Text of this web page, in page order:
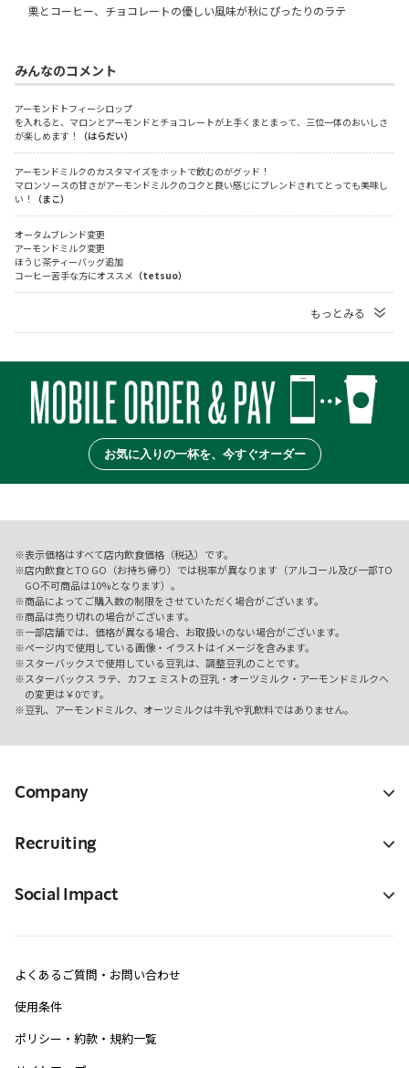
栗とコーヒー、チョコレートの優しい風味が秋にぴったりのラテ
みんなのコメント
アーモンドトフィーシロップ
を入れると、マロンとアーモンドとチョコレートが上手くまとまって、三位一体のおいしさ
が楽しめます！
（はらだい）
アーモンドミルクのカスタマイズをホットで飲むのがグッド！
マロンソースの甘さがアーモンドミルクのコクと良い感じにブレンドされてとっても美味し
い！
（まこ）
オータムブレンド変更
アーモンドミルク変更
ほうじ茶ティーバッグ追加
コーヒー苦手な方にオススメ （tetsuo）
もっとみる
お気に入りの一杯を、今すぐオーダー
表示価格はすべて店内飲食価格（税込）です。
店内飲食とTO GO（お持ち帰り）では税率が異なります（アルコール及び一部TO
GO不可商品は10%となります）。
商品によってご購入数の制限をさせていただく場合がございます。
商品は売り切れの場合がございます。
一部店舗では、価格が異なる場合、お取扱いのない場合がございます。
ページ内で使用している画像・イラストはイメージを含みます。
スターバックスで使用している豆乳は、調整豆乳のことです。
スターバックス ラテ、カフェ ミストの豆乳・オーツミルク・アーモンドミルクへ
の変更は￥0です。
豆乳、アーモンドミルク、オーツミルクは牛乳や乳飲料ではありません。
Company
Recruiting
Social Impact
よくあるご質問・お問い合わせ
使用条件
ポリシー・約款・規約一覧